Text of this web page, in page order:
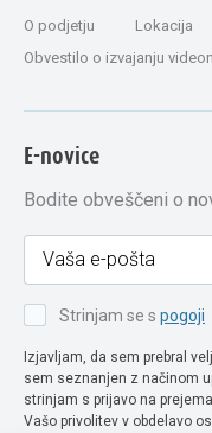
O podjetju Lokacija
Obvestilo o izvajanju
E-novice
Bodite obveščeni o
Strinjam se s pogoji
Izjavljam, da sem prebral
sem seznanjen z načinom
strinjam s prijavo na
Vašo privolitev v obdelavo